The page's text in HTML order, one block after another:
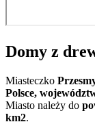
Domy z
Miasteczko
Polsce,
Miasto należy do
km2.